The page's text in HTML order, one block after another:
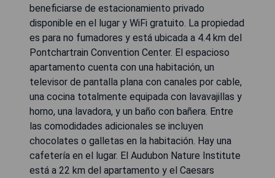
beneficiarse de estacionamiento privado
disponible en el lugar y WiFi gratuito. La propiedad
es para no fumadores y está ubicada a 4.4 km del
Pontchartrain Convention Center. El espacioso
apartamento cuenta con una habitación, un
televisor de pantalla plana con canales por cable,
una cocina totalmente equipada con lavavajillas y
horno, una lavadora, y un baño con bañera. Entre
las comodidades adicionales se incluyen
chocolates o galletas en la habitación. Hay una
cafetería en el lugar. El Audubon Nature Institute
está a 22 km del apartamento y el Caesars